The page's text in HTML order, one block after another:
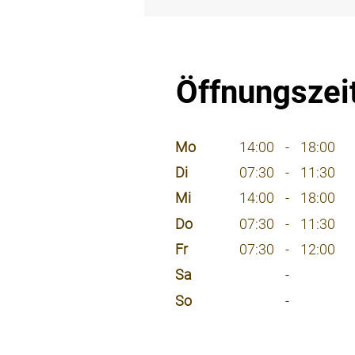
Mo
14:00 - 18:00
Di
07:30 - 11:30
Mi
14:00 - 18:00
Do
07:30 - 11:30
Fr
07:30 - 12:00
Sa
-
So
-